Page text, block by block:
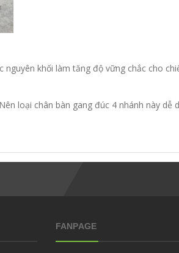
khối làm tăng độ vững chắc cho
loại chân bàn gang đúc 4 nhánh này dễ
FANPAGE